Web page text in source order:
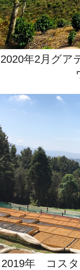
2020年2月グア
2019年 コス